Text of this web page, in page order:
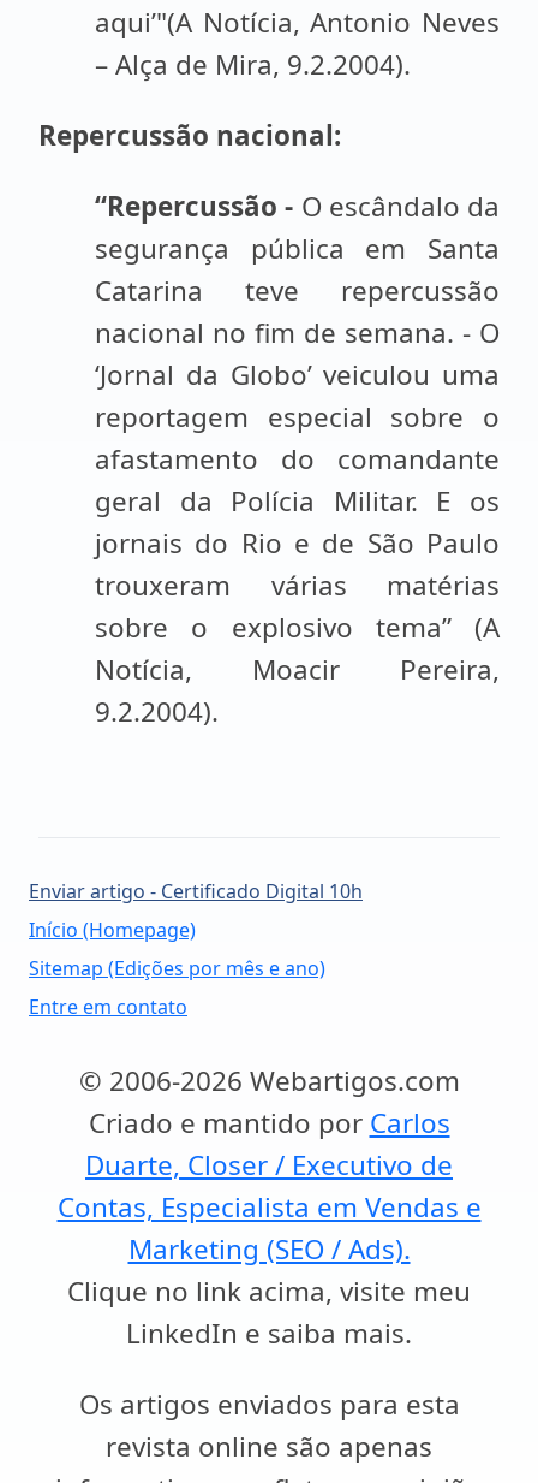
aqui’"(A Notícia, Antonio Neves
– Alça de Mira, 9.2.2004).
Repercussão nacional:
“Repercussão - O escândalo da
segurança pública em Santa
Catarina teve repercussão
nacional no fim de semana. - O
‘Jornal da Globo’ veiculou uma
reportagem especial sobre o
afastamento do comandante
geral da Polícia Militar. E os
jornais do Rio e de São Paulo
trouxeram várias matérias
sobre o explosivo tema” (A
Notícia, Moacir Pereira,
9.2.2004).
Enviar artigo - Certificado Digital 10h
Início (Homepage)
Sitemap (Edições por mês e ano)
Entre em contato
© 2006-2026 Webartigos.com
Criado e mantido por Carlos
Duarte, Closer / Executivo de
Contas, Especialista em Vendas e
Marketing (SEO / Ads).
Clique no link acima, visite meu
LinkedIn e saiba mais.
Os artigos enviados para esta
revista online são apenas